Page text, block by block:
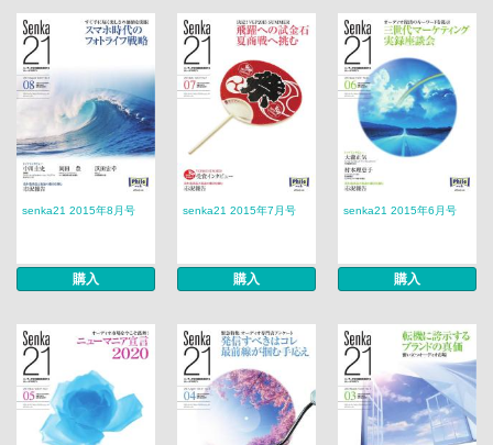
senka21 2015年8月号
購入
senka21 2015年7月号
購入
senka21 2015年6月号
購入